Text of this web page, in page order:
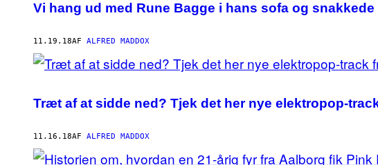
Vi hang ud med Rune Bagge i hans sofa og
11.19.18AF ALFRED MADDOX
Træt af at sidde ned? Tjek det her nye elektropop-
11.16.18AF ALFRED MADDOX